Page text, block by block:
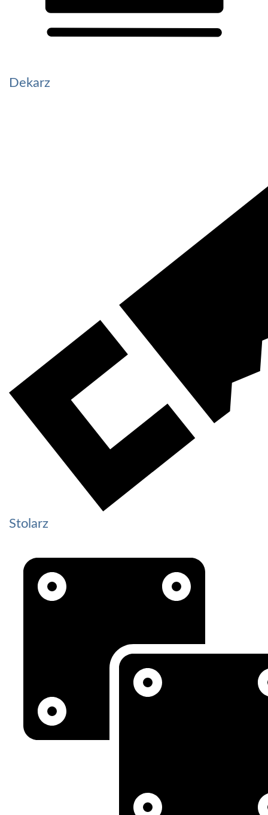
Dekarz
Stolarz